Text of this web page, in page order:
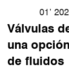
01’
Válvulas
una
de fluidos